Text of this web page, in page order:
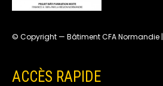
© Copyright — Bâtiment CFA Normandie |
ACCÈS RAPIDE